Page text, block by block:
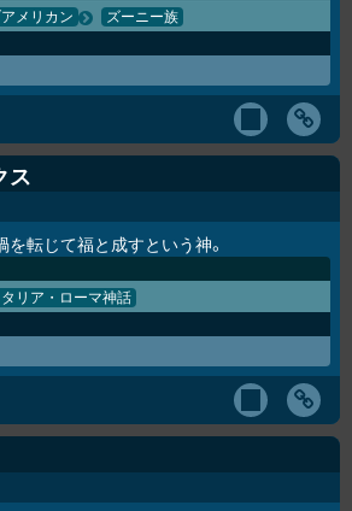
メリカン ズーニー族
ス
を転じて福と成すという神。
リア・ローマ神話